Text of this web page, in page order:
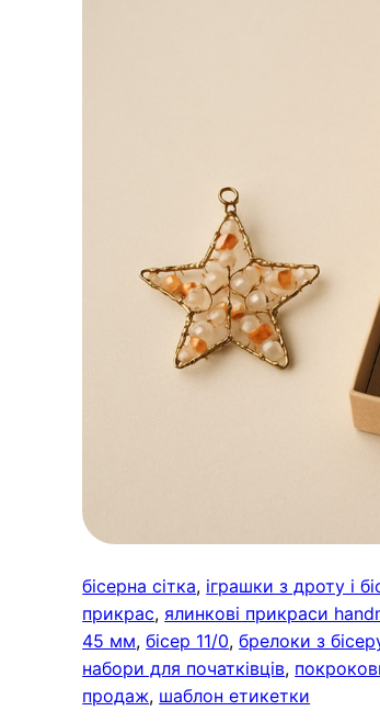
бісерна сітка, іграшки з дроту і
прикрас, ялинкові прикраси
45 мм, бісер 11/0, брелоки з
набори для початківців,
продаж, шаблон етикетки